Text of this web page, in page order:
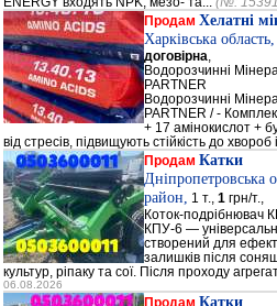
Продам Хелатні
Харківська
договірна
Водорозчинні
PARTNER
Водорозчинні
PARTNER / -
+ 17 амінокислот +
від стресів, підвищують стійкість до хвороб
Продам Катки
Дніпропетровська
район, 1 т., 1 грн/т.,
Коток-подрібнювач
КПУ-6 —
створений для
залишків після
культур, ріпаку та сої. Після проходу
06.08.2026
Продам Катки